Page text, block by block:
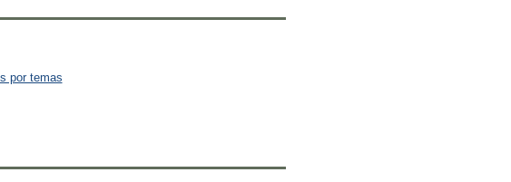
por temas